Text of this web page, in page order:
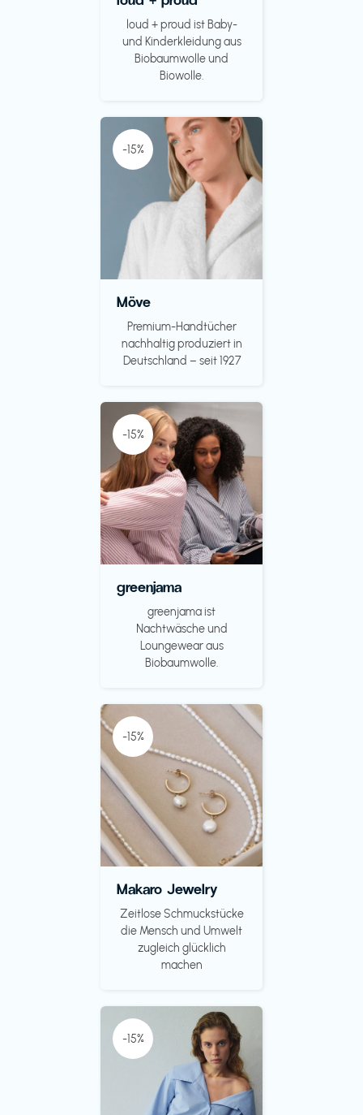
loud + proud ist Baby-
und Kinderkleidung aus
Biobaumwolle und
Biowolle.
-15%
Möve
Premium-Handtücher
nachhaltig produziert in
Deutschland – seit 1927
-15%
greenjama
greenjama ist
Nachtwäsche und
Loungewear aus
Biobaumwolle.
-15%
Makaro Jewelry
Zeitlose Schmuckstücke
die Mensch und Umwelt
zugleich glücklich
machen
-15%